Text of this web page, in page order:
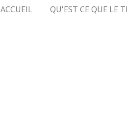
ACCUEIL QU'EST CE QUE LE